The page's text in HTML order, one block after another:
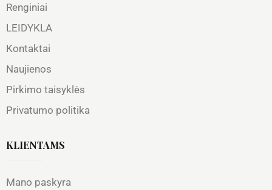
Renginiai
LEIDYKLA
Kontaktai
Naujienos
Pirkimo taisyklės
Privatumo politika
KLIENTAMS
Mano paskyra